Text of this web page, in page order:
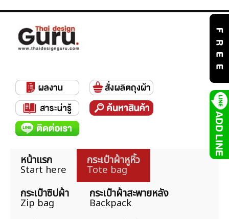
หน้าแรก
Start here
กระเป๋าผ้าหูหิ้ว
Tote bag
กระเป๋าซิปผ้า
Zip bag
กระเป๋าผ้าสะพายหลัง
Backpack